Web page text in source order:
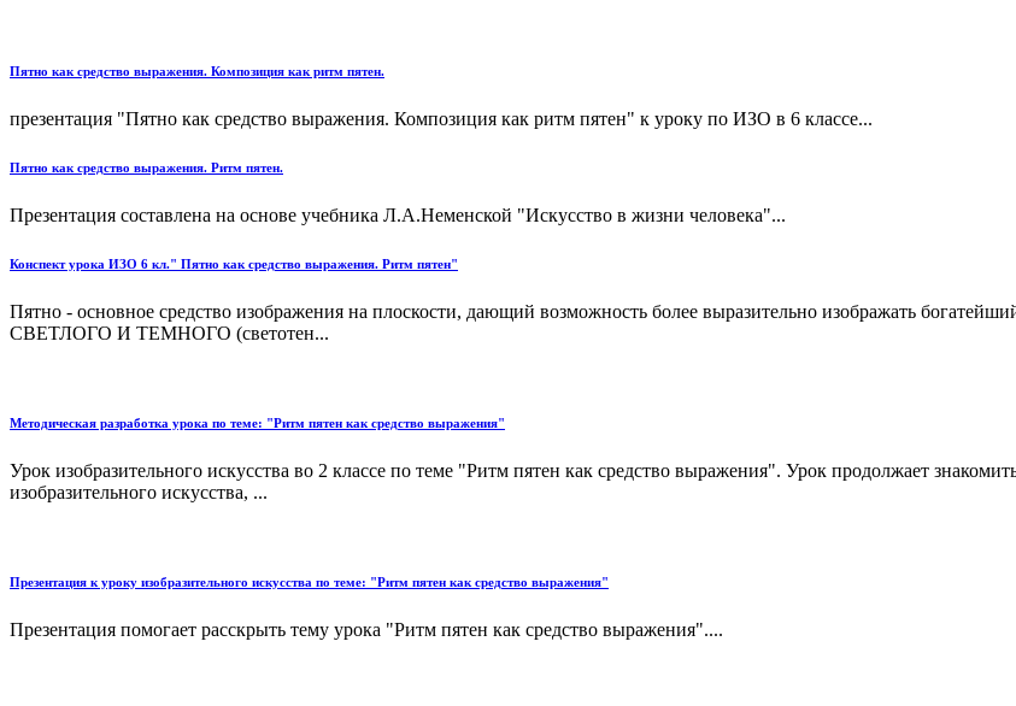
Пятно как средство выражения. Композиция как ритм пятен.
презентация "Пятно как средство выражения. Композиция как ритм пятен" к уроку по ИЗО в 6 классе...
Пятно как средство выражения. Ритм пятен.
Презентация составлена на основе учебника Л.А.Неменской "Искусство в жизни человека"...
Конспект урока ИЗО 6 кл." Пятно как средство выражения. Ритм пятен"
Пятно - основное средство изображения на плоскости, дающий возможность более выразительно изображать
СВЕТЛОГО И ТЕМНОГО (светотен...
Методическая разработка урока по теме: "Ритм пятен как средство выражения"
Урок изобразительного искусства во 2 классе по теме "Ритм пятен как средство выражения". Урок продолжает
изобразительного искусства, ...
Презентация к уроку изобразительного искусства по теме: "Ритм пятен как средство выражения"
Презентация помогает расскрыть тему урока "Ритм пятен как средство выражения"....